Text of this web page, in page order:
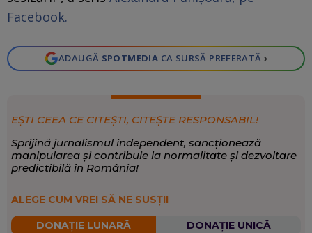
Facebook.
ADAUGĂ SPOTMEDIA CA SURSĂ PREFERATĂ ›
EȘTI CEEA CE CITEȘTI, CITEȘTE RESPONSABIL!
Sprijină jurnalismul independent, sancționează
manipularea și contribuie la normalitate și dezvoltare
predictibilă în România!
ALEGE CUM VREI SĂ NE SUSȚII
DONAȚIE LUNARĂ DONAȚIE UNICĂ